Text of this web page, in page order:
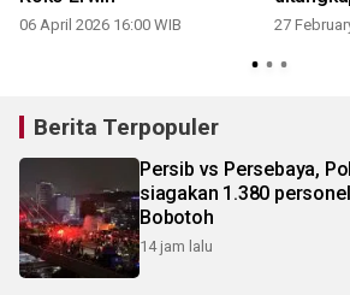
06 April 2026 16:00 WIB 27
Berita Terpopuler
Persib vs Persebaya,
siagakan 1.380
Bobotoh
14 jam lalu